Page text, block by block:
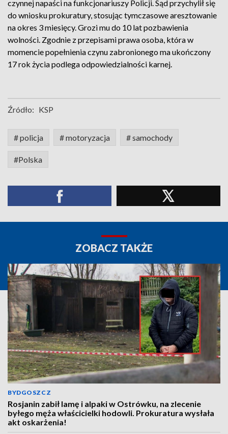
czynnej napaści na funkcjonariuszy Policji. Sąd przychylił się
do wniosku prokuratury, stosując tymczasowe aresztowanie
na okres 3 miesięcy. Grozi mu do 10 lat pozbawienia
wolności. Zgodnie z przepisami prawa osoba, która w
momencie popełnienia czynu zabronionego ma ukończony
17 rok życia podlega odpowiedzialności karnej.
Źródło: KSP
# policja # motoryzacja # samochody
#Polska
ZOBACZ TAKŻE
BYDGOSZCZ
Rosjanin zabił lamę i alpaki w Ostrówku, na zlecenie
byłego męża właścicielki hodowli. Prokuratura wysłała
akt oskarżenia!